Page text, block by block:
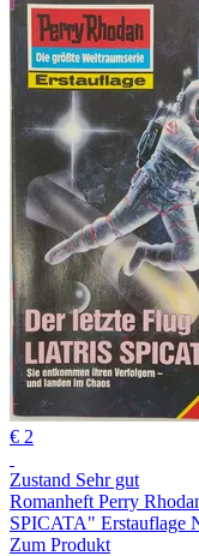
€ 2
Zustand Sehr gut
Romanheft Perry
SPICATA" Erstauflage
Zum Produkt